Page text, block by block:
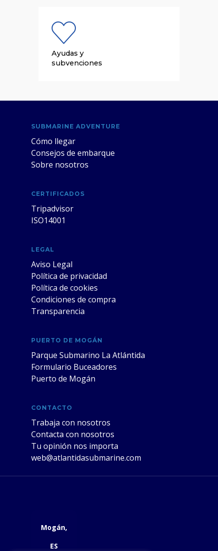
Ayudas y
subvenciones
SUBMARINE ADVENTURE
Cómo llegar
Consejos de embarque
Sobre nosotros
CERTIFICADOS
Tripadvisor
ISO14001
LEGAL
Aviso Legal
Política de privacidad
Política de cookies
Condiciones de compra
Transparencia
PUERTO DE MOGÁN
Parque Submarino La Atlántida
Formulario Buceadores
Puerto de Mogán
CONTACTO
Trabaja con nosotros
Contacta con nosotros
Tu opinión nos importa
web@atlantidasubmarine.com
Mogán,
ES